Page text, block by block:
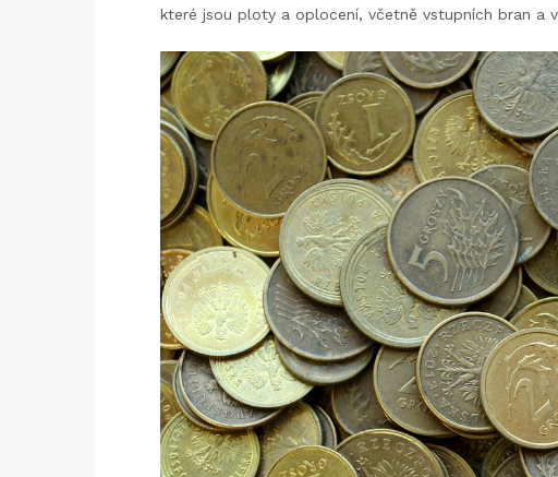
které jsou ploty a oplocení, včetně vstupních bran a